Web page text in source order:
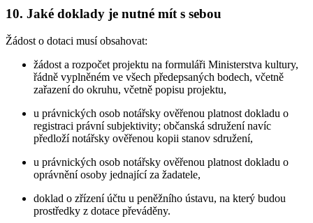
10. Jaké doklady je nutné mít s sebou
Žádost o dotaci musí obsahovat:
žádost a rozpočet projektu na formuláři Ministerstva kultury,
řádně vyplněném ve všech předepsaných bodech, včetně
zařazení do okruhu, včetně popisu projektu,
u právnických osob notářsky ověřenou platnost dokladu o
registraci právní subjektivity; občanská sdružení navíc
předloží notářsky ověřenou kopii stanov sdružení,
u právnických osob notářsky ověřenou platnost dokladu o
oprávnění osoby jednající za žadatele,
doklad o zřízení účtu u peněžního ústavu, na který budou
prostředky z dotace převáděny.